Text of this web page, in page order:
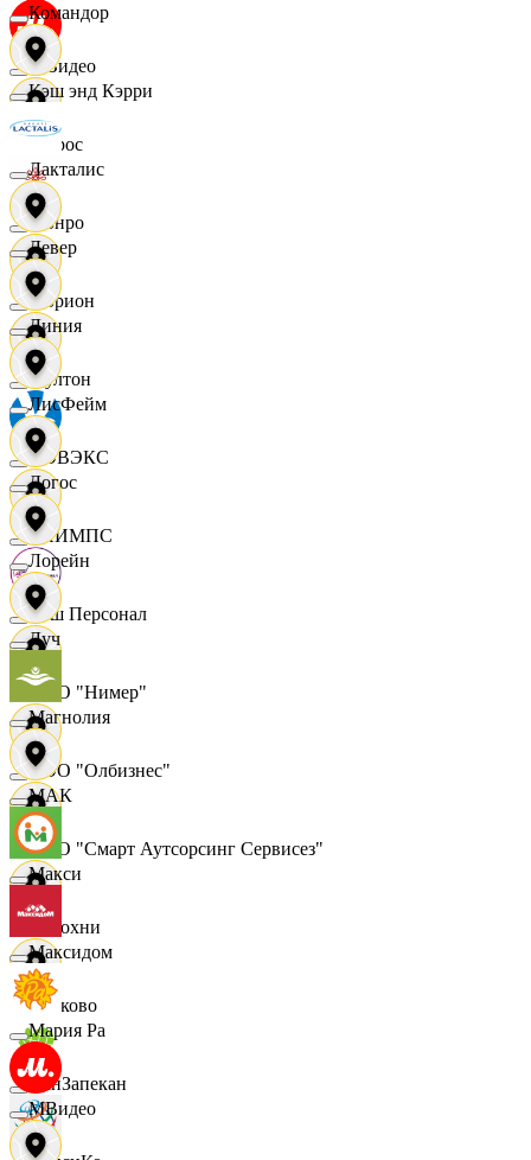
МВидео
Мирос
Монро
Морион
Мултон
НОВЭКС
ОЛИМПС
Ваш Персонал
ООО "Нимер"
ООО "Олбизнес"
ООО "Смарт Аутсорсинг Сервисез"
Отдохни
Очаково
ПанЗапекан
Командор
Кэш энд Кэрри
Лакталис
Левер
Линия
ЛисФейм
Логос
Лорейн
Луч
Магнолия
МАК
Макси
Максидом
Мария Ра
МВидео